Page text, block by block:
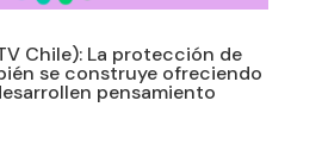
Chile): La protección de
se construye ofreciendo
pensamiento